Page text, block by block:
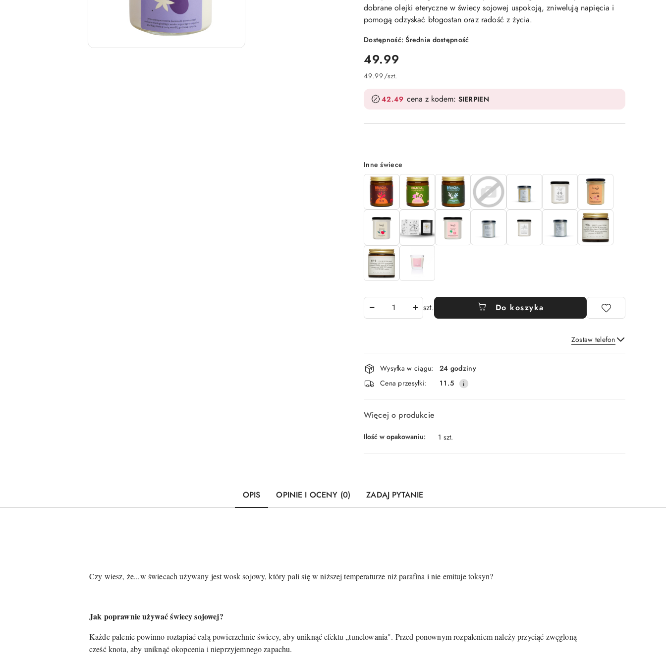
dobrane olejki eteryczne w świecy sojowej uspokoją, zniwelują napięcia i
pomogą odzyskać błogostan oraz radość z życia.
Dostępność:Średnia dostępność
cena:
49.99
49.99/szt.
42.49 cena z kodem: SIERPIEN
Wariant
Inne świece
szt. Do koszyka
Zostaw telefon
Wyślij
Dostępność
i
dostawa
Wysyłka w ciągu:
24 godziny
Cena przesyłki:
11.5
Więcej o produkcie
Ilość w opakowaniu: 1 szt.
OPIS OPINIE I OCENY (0) ZADAJ PYTANIE
Czy wiesz, że...w świecach używany jest wosk sojowy, który pali się w niższej temperaturze niż parafina i nie emituje toksyn?
Jak poprawnie używać świecy sojowej?
Każde palenie powinno roztapiać całą powierzchnie świecy, aby uniknąć efektu „tunelowania". Przed ponownym rozpaleniem należy przyciąć zwęgloną
cześć knota, aby uniknąć okopcenia i nieprzyjemnego zapachu.